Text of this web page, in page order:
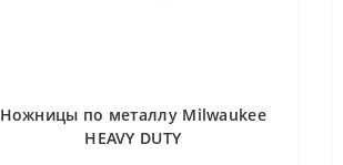
Ножницы по металлу Milwaukee
HEAVY DUTY